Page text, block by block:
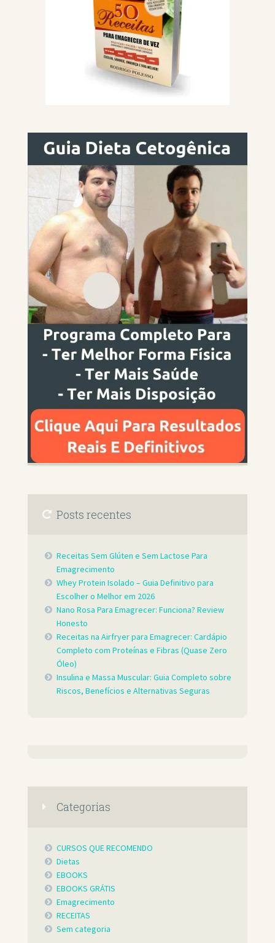
Posts recentes
Receitas Sem Glúten e Sem Lactose Para
Emagrecimento
Whey Protein Isolado – Guia Definitivo para
Escolher o Melhor em 2026
Nano Rosa Para Emagrecer: Funciona? Review
Honesto
Receitas na Airfryer para Emagrecer: Cardápio
Completo com Proteínas e Fibras (Quase Zero
Óleo)
Insulina e Massa Muscular: Guia Completo sobre
Riscos, Benefícios e Alternativas Seguras
Categorias
CURSOS QUE RECOMENDO
Dietas
EBOOKS
EBOOKS GRÁTIS
Emagrecimento
RECEITAS
Sem categoria